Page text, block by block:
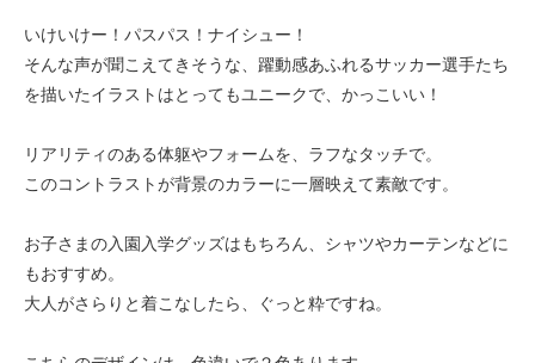
いけいけー！パスパス！ナイシュー！
そんな声が聞こえてきそうな、躍動感あふれるサッカー選手たち
を描いたイラストはとってもユニークで、かっこいい！
リアリティのある体躯やフォームを、ラフなタッチで。
このコントラストが背景のカラーに一層映えて素敵です。
お子さまの入園入学グッズはもちろん、シャツやカーテンなどに
もおすすめ。
大人がさらりと着こなしたら、ぐっと粋ですね。